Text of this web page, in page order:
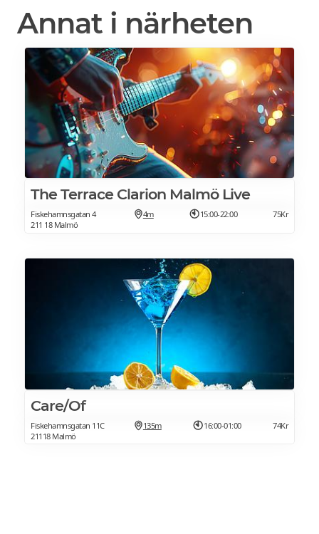
Annat i närheten
The Terrace Clarion Malmö Live
Fiskehamnsgatan 4
211 18 Malmö
4m 15:00-22:00 75Kr
Care/Of
Fiskehamnsgatan 11C
21118 Malmö
135m 16:00-01:00 74Kr